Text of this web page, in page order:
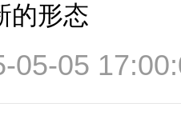
的形态
05-05